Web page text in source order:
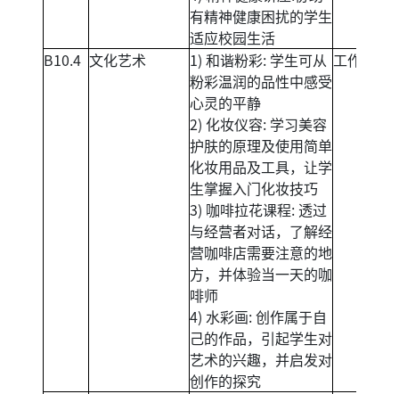
有精神健康困扰的学生
适应校园生活
B10.4 文化艺术
1) 和谐粉彩: 学生可从
粉彩温润的品性中感受
心灵的平静
2) 化妆仪容: 学习美容
护肤的原理及使用简单
化妆用品及工具，让学
生掌握入门化妆技巧
3) 咖啡拉花课程: 透过
与经营者对话，了解经
营咖啡店需要注意的地
方，并体验当一天的咖
啡师
4) 水彩画: 创作属于自
己的作品，引起学生对
艺术的兴趣，并启发对
创作的探究
工作坊